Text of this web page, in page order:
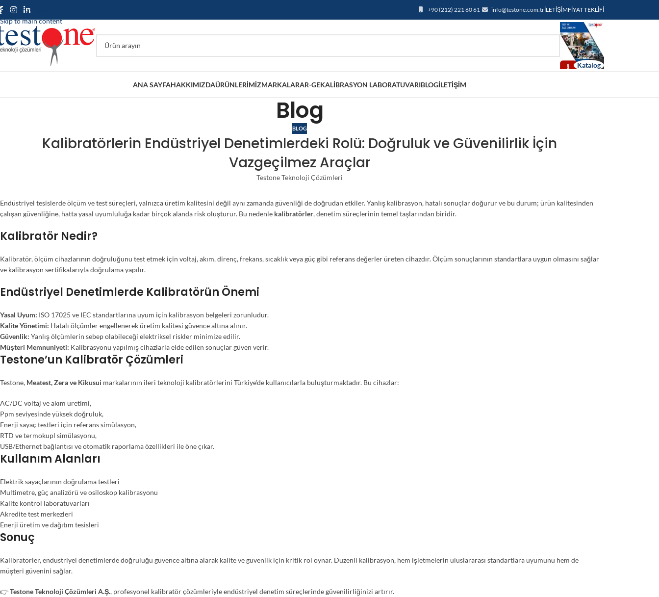
Skip to navigation
Skip to main content
+90 (212) 221 60 61 info@testone.com.trİLETIŞIMFIYAT TEKLIFI
ANA SAYFAHAKKIMIZDAÜRÜNLERIMIZMARKALARAR-GEKALIBRASYON LABORATUVARIBLOGİLETIŞIM
Blog
BLOG
Kalibratörlerin Endüstriyel Denetimlerdeki Rolü: Doğruluk ve Güvenilirlik İçin
Vazgeçilmez Araçlar
Testone Teknoloji Çözümleri
Endüstriyel tesislerde ölçüm ve test süreçleri, yalnızca üretim kalitesini değil aynı zamanda güvenliği de doğrudan etkiler. Yanlış kalibrasyon, hatalı sonuçlar doğurur ve bu durum; ürün kalitesinden
çalışan güvenliğine, hatta yasal uyumluluğa kadar birçok alanda risk oluşturur. Bu nedenle kalibratörler, denetim süreçlerinin temel taşlarından biridir.
Kalibratör Nedir?
Kalibratör, ölçüm cihazlarının doğruluğunu test etmek için voltaj, akım, direnç, frekans, sıcaklık veya güç gibi referans değerler üreten cihazdır. Ölçüm sonuçlarının standartlara uygun olmasını sağlar
ve kalibrasyon sertifikalarıyla doğrulama yapılır.
Endüstriyel Denetimlerde Kalibratörün Önemi
Yasal Uyum: ISO 17025 ve IEC standartlarına uyum için kalibrasyon belgeleri zorunludur.
Kalite Yönetimi: Hatalı ölçümler engellenerek üretim kalitesi güvence altına alınır.
Güvenlik: Yanlış ölçümlerin sebep olabileceği elektriksel riskler minimize edilir.
Müşteri Memnuniyeti: Kalibrasyonu yapılmış cihazlarla elde edilen sonuçlar güven verir.
Testone’un Kalibratör Çözümleri
Testone, Meatest, Zera ve Kikusui markalarının ileri teknoloji kalibratörlerini Türkiye’de kullanıcılarla buluşturmaktadır. Bu cihazlar:
AC/DC voltaj ve akım üretimi,
Ppm seviyesinde yüksek doğruluk,
Enerji sayaç testleri için referans simülasyon,
RTD ve termokupl simülasyonu,
USB/Ethernet bağlantısı ve otomatik raporlama özellikleri ile öne çıkar.
Kullanım Alanları
Elektrik sayaçlarının doğrulama testleri
Multimetre, güç analizörü ve osiloskop kalibrasyonu
Kalite kontrol laboratuvarları
Akredite test merkezleri
Enerji üretim ve dağıtım tesisleri
Sonuç
Kalibratörler, endüstriyel denetimlerde doğruluğu güvence altına alarak kalite ve güvenlik için kritik rol oynar. Düzenli kalibrasyon, hem işletmelerin uluslararası standartlara uyumunu hem de
müşteri güvenini sağlar.
👉Testone Teknoloji Çözümleri A.Ş., profesyonel kalibratör çözümleriyle endüstriyel denetim süreçlerinde güvenilirliğinizi artırır.